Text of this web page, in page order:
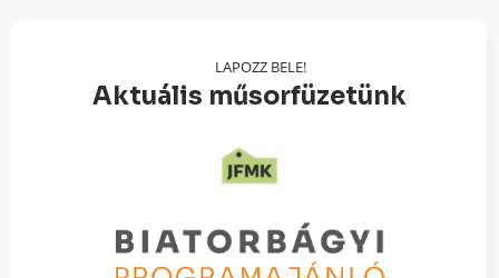
LAPOZZ BELE!
Aktuális műsorfüzetünk